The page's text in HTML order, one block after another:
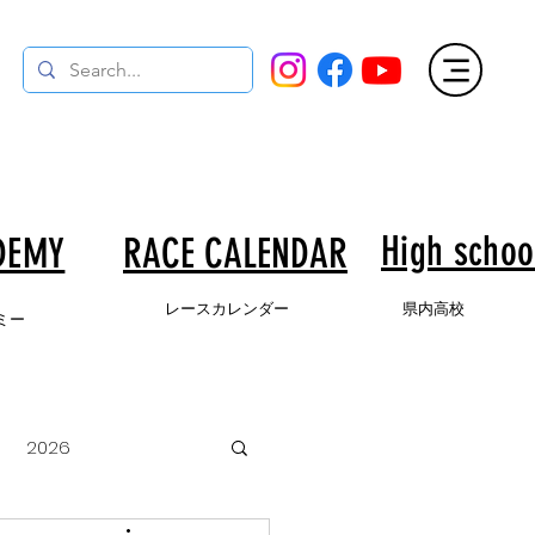
ー
​RACE CALENDAR
​レースカレンダー
High
県内高校
2026